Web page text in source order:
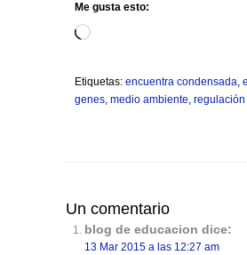
Me gusta esto:
Cargando...
Etiquetas: encuentra condensada,
genes, medio ambiente,
Un comentario
blog de educacion dice:
13 Mar 2015 a las 12:27 am